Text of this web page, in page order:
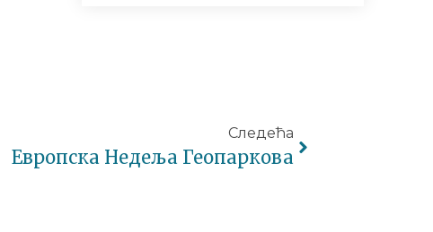
Следећа
Европска Недеља Геопаркова